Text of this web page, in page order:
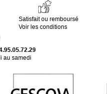
Satisfait ou remboursé
Voir les conditions
au samedi